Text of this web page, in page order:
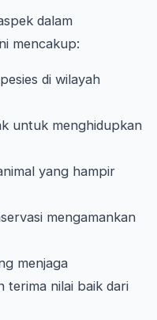
dalam
mencakup:
di wilayah
untuk menghidupkan
yang hampir
mengamankan
menjaga
terima nilai baik dari